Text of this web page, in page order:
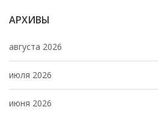
АРХИВЫ
августа 2026
июля 2026
июня 2026